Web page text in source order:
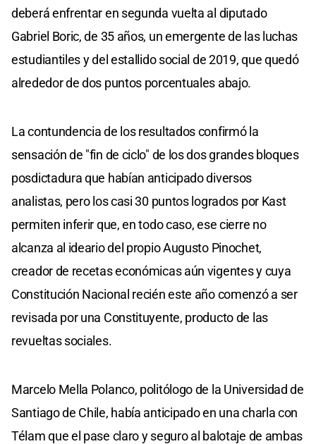
deberá enfrentar en segunda vuelta al diputado
Gabriel Boric, de 35 años, un emergente de las luchas
estudiantiles y del estallido social de 2019, que quedó
alrededor de dos puntos porcentuales abajo.
La contundencia de los resultados confirmó la
sensación de "fin de ciclo" de los dos grandes bloques
posdictadura que habían anticipado diversos
analistas, pero los casi 30 puntos logrados por Kast
permiten inferir que, en todo caso, ese cierre no
alcanza al ideario del propio Augusto Pinochet,
creador de recetas económicas aún vigentes y cuya
Constitución Nacional recién este año comenzó a ser
revisada por una Constituyente, producto de las
revueltas sociales.
Marcelo Mella Polanco, politólogo de la Universidad de
Santiago de Chile, había anticipado en una charla con
Télam que el pase claro y seguro al balotaje de ambas